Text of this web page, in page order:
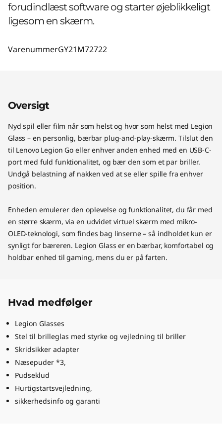
forudindlæst software og starter øjeblikkeligt
ligesom en skærm.
VarenummerGY21M72722
Oversigt
Nyd spil eller film når som helst og hvor som helst med Legion
Glass – en personlig, bærbar plug-and-play-skærm. Tilslut den
til Lenovo Legion Go eller enhver anden enhed med en USB-C-
port med fuld funktionalitet, og bær den som et par briller.
Undgå belastning af nakken ved at se eller spille fra enhver
position.
Enheden emulerer den oplevelse og funktionalitet, du får med
en større skærm, via en udvidet virtuel skærm med mikro-
OLED-teknologi, som findes bag linserne – så indholdet kun er
synligt for bæreren. Legion Glass er en bærbar, komfortabel og
holdbar enhed til gaming, mens du er på farten.
Hvad medfølger
Legion Glasses
Stel til brilleglas med styrke og vejledning til briller
Skridsikker adapter
Næsepuder *3,
Pudseklud
Hurtigstartsvejledning,
sikkerhedsinfo og garanti